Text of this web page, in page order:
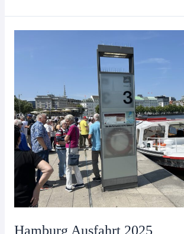
die
schwersten
Hamburg Ausfahrt 2025